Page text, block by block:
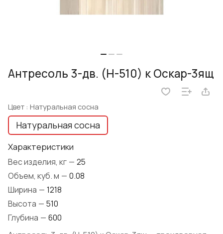
Антресоль 3-дв. (Н-510) к Оскар-3ящ
Цвет : Натуральная сосна
Натуральная сосна
Характеристики
Вес изделия, кг — 25
Объем, куб. м — 0.08
Ширина — 1218
Высота — 510
Глубина — 600